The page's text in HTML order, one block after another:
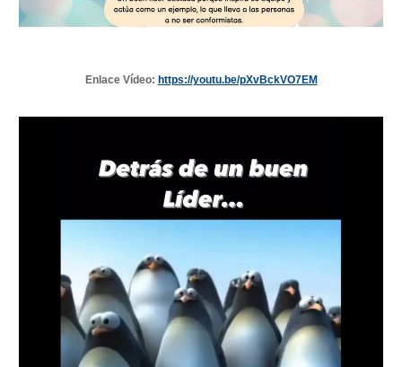
Enlace Vídeo: https://youtu.be/pXvBckVO7EM